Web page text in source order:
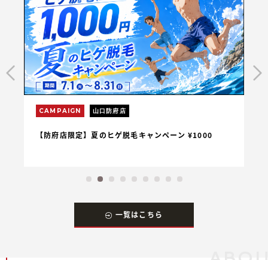
CAMPAIGN 山口防府店
【防府店限定】夏のヒゲ脱毛キャンペーン ¥1000
一覧はこちら